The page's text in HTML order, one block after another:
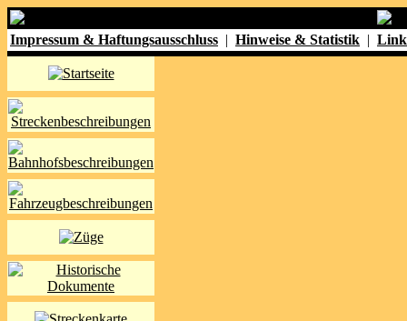
Impressum & Haftungsausschluss | Hinweise & Statistik |